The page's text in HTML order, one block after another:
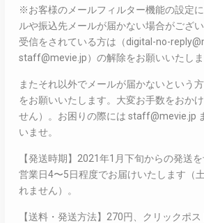
※お客様のメールフィルター機能の設定
ルや振込先メールが届かない場合がござ
受信をされている方は（digital-no-
staff@mevie.jp）の解除をお願いいたしま
またそれ以外でメールが届かないという
をお願いいたします。大変お手数をおか
せん）。お困りの際には staff@mevie.jp
いませ。
【発送時期】2021年1月下旬からの発送を
営業日4〜5日程度でお届けいたします（
れません）。
【送料・発送方法】270円、クリックポス